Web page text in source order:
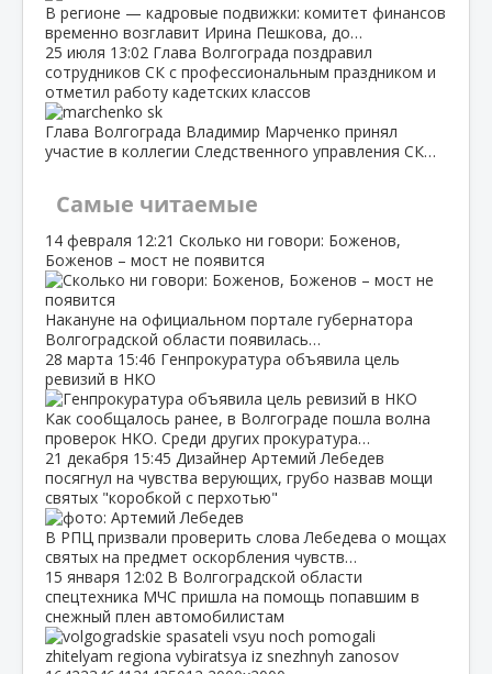
В регионе — кадровые подвижки: комитет финансов
временно возглавит Ирина Пешкова, до…
25 июля 13:02 Глава Волгограда поздравил
сотрудников СК с профессиональным праздником и
отметил работу кадетских классов
Глава Волгограда Владимир Марченко принял
участие в коллегии Следственного управления СК…
Самые читаемые
14 февраля 12:21 Сколько ни говори: Боженов,
Боженов – мост не появится
Накануне на официальном портале губернатора
Волгоградской области появилась…
28 марта 15:46 Генпрокуратура объявила цель
ревизий в НКО
Как сообщалось ранее, в Волгограде пошла волна
проверок НКО. Среди других прокуратура…
21 декабря 15:45 Дизайнер Артемий Лебедев
посягнул на чувства верующих, грубо назвав мощи
святых "коробкой с перхотью"
В РПЦ призвали проверить слова Лебедева о мощах
святых на предмет оскорбления чувств…
15 января 12:02 В Волгоградской области
спецтехника МЧС пришла на помощь попавшим в
снежный плен автомобилистам